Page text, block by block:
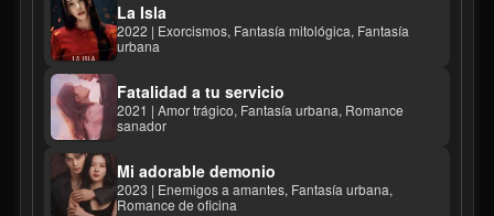
La Isla
2022 | Exorcismos, Fantasía mitológica, Fantasía
urbana
Fatalidad a tu servicio
2021 | Amor trágico, Fantasía urbana, Romance
sanador
Mi adorable demonio
2023 | Enemigos a amantes, Fantasía urbana,
Romance de oficina